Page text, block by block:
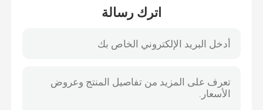
مايكروسوفت أوفيس 2024
اترك رسالة